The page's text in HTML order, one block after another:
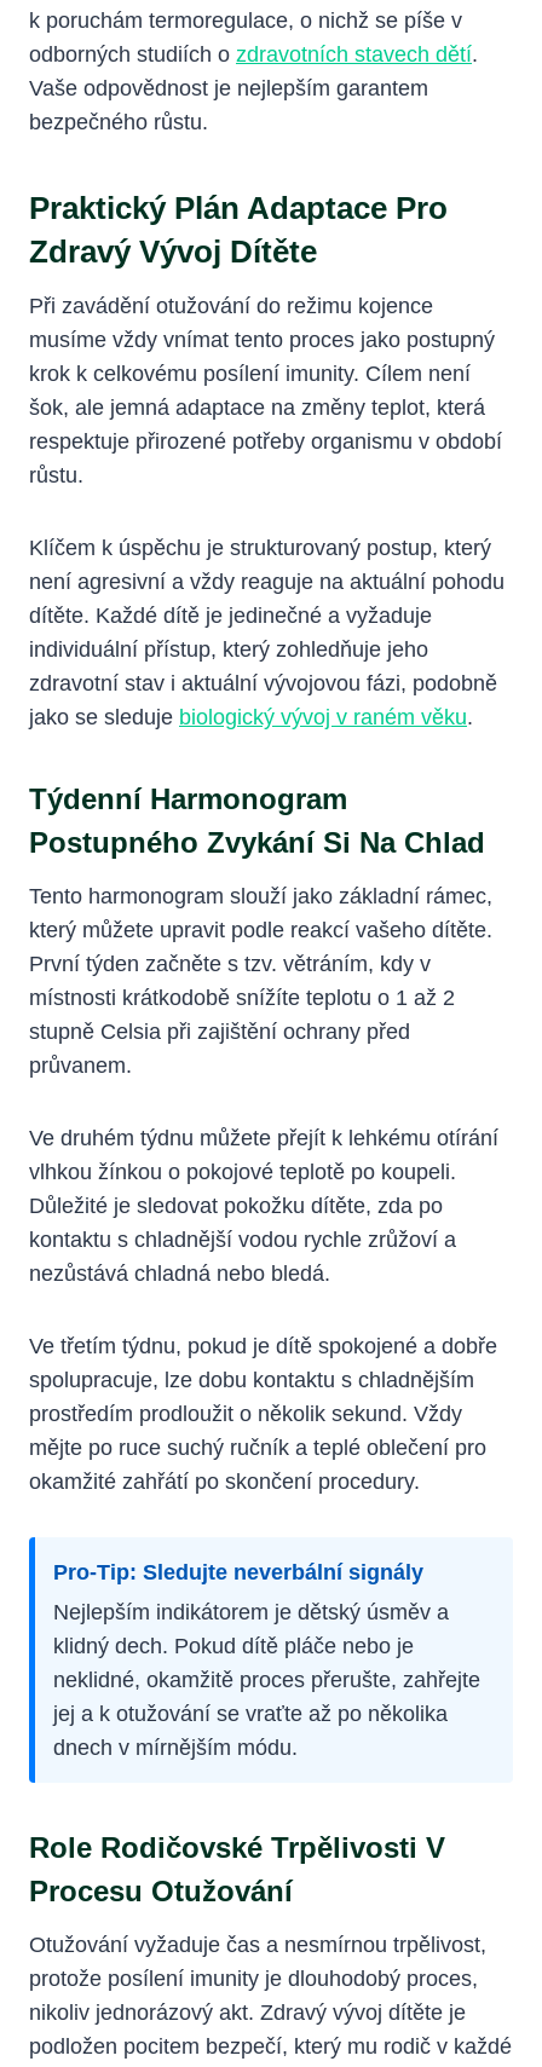
k poruchám termoregulace, o nichž se píše v
odborných studiích o zdravotních stavech dětí.
Vaše odpovědnost je nejlepším garantem
bezpečného růstu.
Praktický Plán Adaptace Pro
Zdravý Vývoj Dítěte
Při zavádění otužování do režimu kojence
musíme vždy vnímat tento proces jako postupný
krok k celkovému posílení imunity. Cílem není
šok, ale jemná adaptace na změny teplot, která
respektuje přirozené potřeby organismu v období
růstu.
Klíčem k úspěchu je strukturovaný postup, který
není agresivní a vždy reaguje na aktuální pohodu
dítěte. Každé dítě je jedinečné a vyžaduje
individuální přístup, který zohledňuje jeho
zdravotní stav i aktuální vývojovou fázi, podobně
jako se sleduje biologický vývoj v raném věku.
Týdenní Harmonogram
Postupného Zvykání Si Na Chlad
Tento harmonogram slouží jako základní rámec,
který můžete upravit podle reakcí vašeho dítěte.
První týden začněte s tzv. větráním, kdy v
místnosti krátkodobě snížíte teplotu o 1 až 2
stupně Celsia při zajištění ochrany před
průvanem.
Ve druhém týdnu můžete přejít k lehkému otírání
vlhkou žínkou o pokojové teplotě po koupeli.
Důležité je sledovat pokožku dítěte, zda po
kontaktu s chladnější vodou rychle zrůžoví a
nezůstává chladná nebo bledá.
Ve třetím týdnu, pokud je dítě spokojené a dobře
spolupracuje, lze dobu kontaktu s chladnějším
prostředím prodloužit o několik sekund. Vždy
mějte po ruce suchý ručník a teplé oblečení pro
okamžité zahřátí po skončení procedury.
Pro-Tip: Sledujte neverbální signály
Nejlepším indikátorem je dětský úsměv a
klidný dech. Pokud dítě pláče nebo je
neklidné, okamžitě proces přerušte, zahřejte
jej a k otužování se vraťte až po několika
dnech v mírnějším módu.
Role Rodičovské Trpělivosti V
Procesu Otužování
Otužování vyžaduje čas a nesmírnou trpělivost,
protože posílení imunity je dlouhodobý proces,
nikoliv jednorázový akt. Zdravý vývoj dítěte je
podložen pocitem bezpečí, který mu rodič v každé